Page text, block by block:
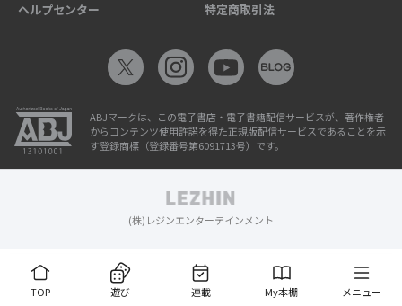
TOP 遊び 連載 My本棚 メニュー
ヘルプセンター 特定商取引法
ABJマークは、この電子書店・電子書籍配信サービスが、著作権者
からコンテンツ使用許諾を得た正規版配信サービスであることを示
す登録商標（登録番号第6091713号）です。
(株)レジンエンターテインメント